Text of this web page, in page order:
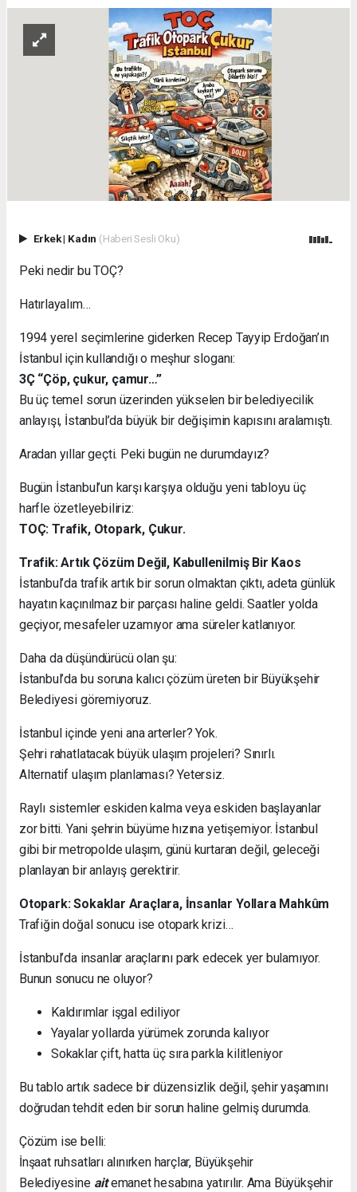
Erkek| Kadın (Haberi Sesli Oku)
Peki nedir bu TOÇ?
Hatırlayalım…
1994 yerel seçimlerine giderken Recep Tayyip Erdoğan’ın
İstanbul için kullandığı o meşhur sloganı:
3Ç “Çöp, çukur, çamur…”
Bu üç temel sorun üzerinden yükselen bir belediyecilik
anlayışı, İstanbul’da büyük bir değişimin kapısını aralamıştı.
Aradan yıllar geçti. Peki bugün ne durumdayız?
Bugün İstanbul’un karşı karşıya olduğu yeni tabloyu üç
harfle özetleyebiliriz:
TOÇ: Trafik, Otopark, Çukur.
Trafik: Artık Çözüm Değil, Kabullenilmiş Bir Kaos
İstanbul’da trafik artık bir sorun olmaktan çıktı, adeta günlük
hayatın kaçınılmaz bir parçası haline geldi. Saatler yolda
geçiyor, mesafeler uzamıyor ama süreler katlanıyor.
Daha da düşündürücü olan şu:
İstanbul’da bu soruna kalıcı çözüm üreten bir Büyükşehir
Belediyesi göremiyoruz.
İstanbul içinde yeni ana arterler? Yok.
Şehri rahatlatacak büyük ulaşım projeleri? Sınırlı.
Alternatif ulaşım planlaması? Yetersiz.
Raylı sistemler eskiden kalma veya eskiden başlayanlar
zor bitti. Yani şehrin büyüme hızına yetişemiyor. İstanbul
gibi bir metropolde ulaşım, günü kurtaran değil, geleceği
planlayan bir anlayış gerektirir.
Otopark: Sokaklar Araçlara, İnsanlar Yollara Mahkûm
Trafiğin doğal sonucu ise otopark krizi…
İstanbul’da insanlar araçlarını park edecek yer bulamıyor.
Bunun sonucu ne oluyor?
Kaldırımlar işgal ediliyor
Yayalar yollarda yürümek zorunda kalıyor
Sokaklar çift, hatta üç sıra parkla kilitleniyor
Bu tablo artık sadece bir düzensizlik değil, şehir yaşamını
doğrudan tehdit eden bir sorun haline gelmiş durumda.
Çözüm ise belli:
İnşaat ruhsatları alınırken harçlar, Büyükşehir
Belediyesine aitemanet hesabına yatırılır. Ama Büyükşehir